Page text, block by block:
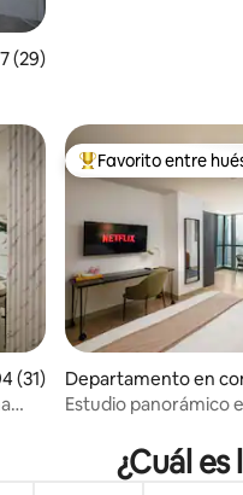
promedio: 4,97 de 5.
(29)
promedio: 4,94 de 5.
(31)
Favorito entre los
Favorito entre
Departamento en
dencial en Poblacion
Estudio panorámico
¿Cuál